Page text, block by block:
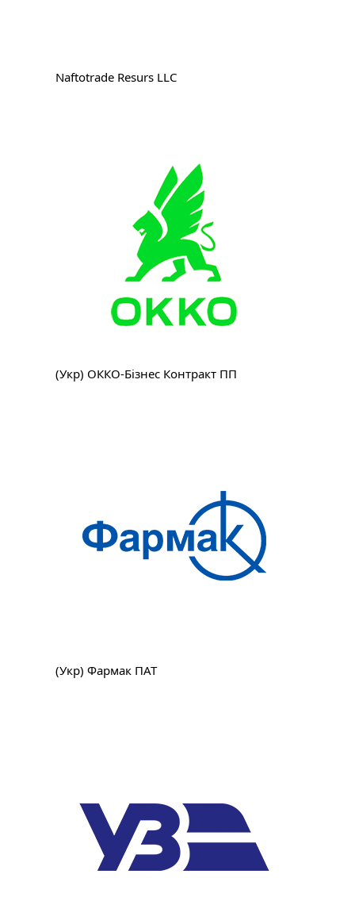
Naftotrade Resurs LLC
(Укр) ОККО-Бізнес Контракт ПП
(Укр) Фармак ПАТ